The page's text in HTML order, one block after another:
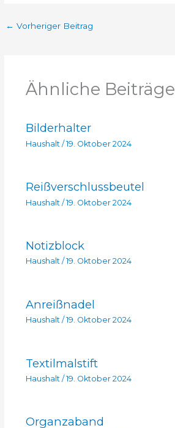
← Vorheriger Beitrag
Ähnliche Beiträge
Bilderhalter
Haushalt / 19. Oktober 2024
Reißverschlussbeutel
Haushalt /19. Oktober 2024
Notizblock
Haushalt/ 19. Oktober 2024
Anreißnadel
Haushalt/ 19. Oktober 2024
Textilmalstift
Haushalt/ 19. Oktober 2024
Organzaband